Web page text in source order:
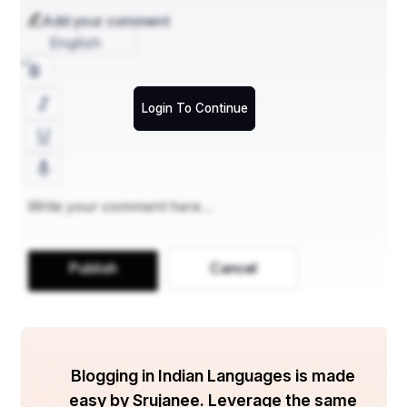
हर सांँस पर तेरी ख़्वाहिशों का हुजूम है
बोल पड़ी वो, मेरी चाहत तू यूं न कर
मैं चलूं तेरे साथ आ कुछ ऐसा कर गुज़र।
मैं पूछ बैठी उससे
तुझ से लॉ हर इंसान क्यूं लगता है
तेरा जीने की चाहत से क्या नाता है
Add your comment
Login To Continue
English
Publish Cancel
Blogging in Indian Languages is made
easy by Srujanee. Leverage the same